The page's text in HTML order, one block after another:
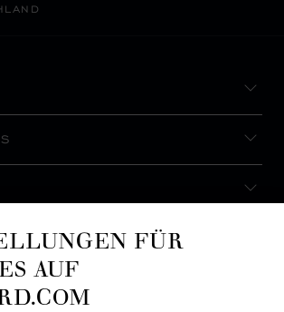
(LAND ÄNDERN)
BLEIBEN FÜR
AUF